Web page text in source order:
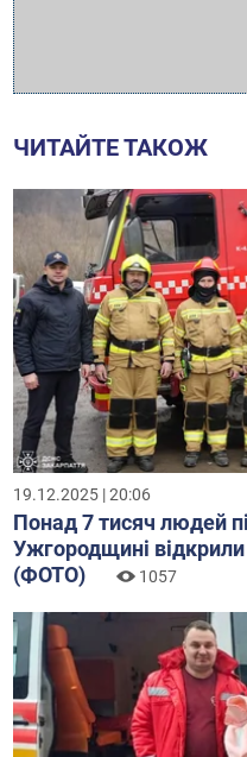
ЧИТАЙТЕ ТАКОЖ
19.12.2025 | 20:06
Понад 7 тисяч людей
Ужгородщині
(ФОТО)
1057